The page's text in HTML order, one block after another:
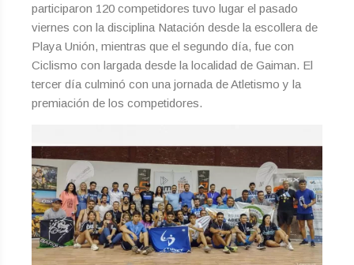
participaron 120 competidores tuvo lugar el pasado
viernes con la disciplina Natación desde la escollera de
Playa Unión, mientras que el segundo día, fue con
Ciclismo con largada desde la localidad de Gaiman. El
tercer día culminó con una jornada de Atletismo y la
premiación de los competidores.